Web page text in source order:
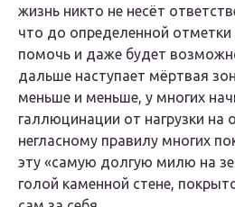
жизнь никто не несёт
что до определенной
помочь и даже будет
дальше наступает мёртвая
меньше и меньше, у многих
галлюцинации от нагрузки на
негласному правилу многих
эту «самую долгую милю на
голой каменной стене,